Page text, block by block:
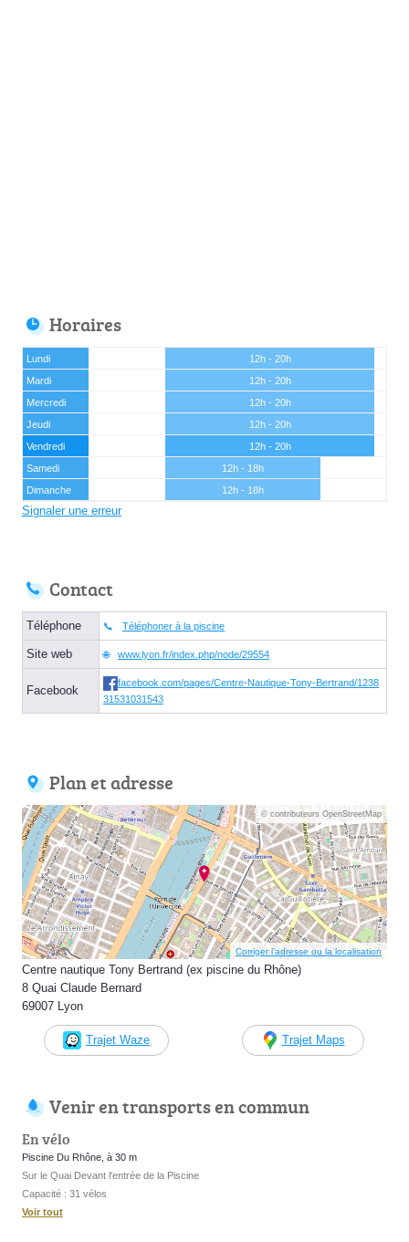
Horaires
Lundi
12h - 20h
Mardi
12h - 20h
Mercredi
12h - 20h
Jeudi
12h - 20h
Vendredi
12h - 20h
Samedi
12h - 18h
Dimanche
12h - 18h
Signaler une erreur
Contact
Téléphone Téléphoner à la piscine
Site web www.lyon.fr/index.php/node/29554
Facebook
facebook.com/pages/Centre-Nautique-Tony-Bertrand/1238
31531031543
Plan et adresse
© contributeurs OpenStreetMap
Corriger l’adresse ou la localisation
Centre nautique Tony Bertrand (ex piscine du Rhône)
8 Quai Claude Bernard
69007 Lyon
Trajet Waze Trajet Maps
Venir en transports en commun
En vélo
Piscine Du Rhône, à 30 m
Sur le Quai Devant l'entrée de la Piscine
Capacité : 31 vélos
Voir tout